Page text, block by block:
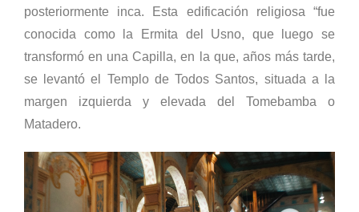
posteriormente inca. Esta edificación religiosa “fue
conocida como la Ermita del Usno, que luego se
transformó en una Capilla, en la que, años más tarde,
se levantó el Templo de Todos Santos, situada a la
margen izquierda y elevada del Tomebamba o
Matadero.